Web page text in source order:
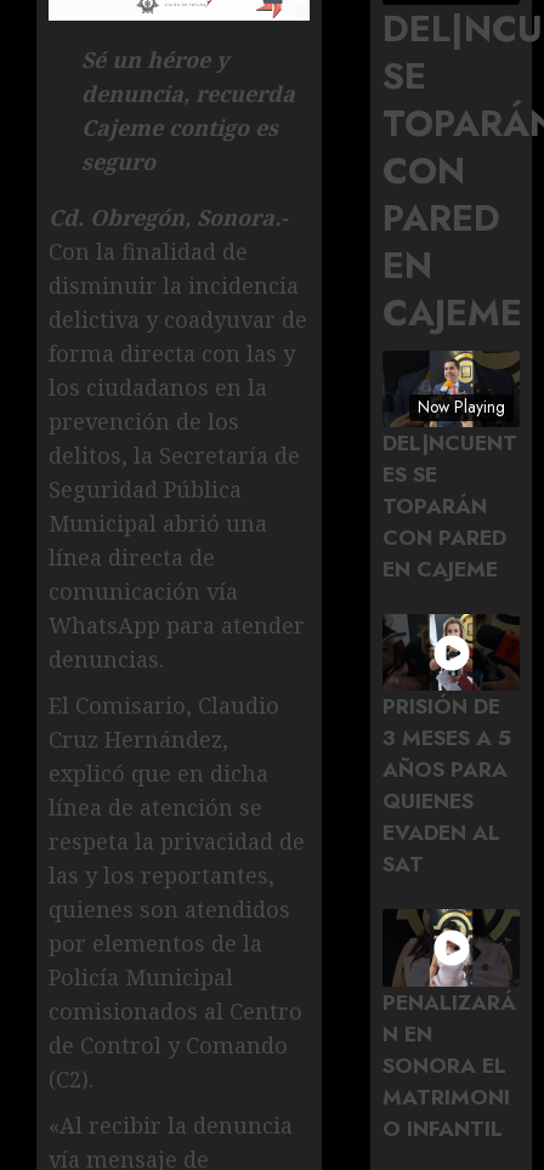
Sé un héroe y
denuncia, recuerda
Cajeme contigo es
seguro
Cd. Obregón, Sonora.-
Con la finalidad de
disminuir la incidencia
delictiva y coadyuvar de
forma directa con las y
los ciudadanos en la
prevención de los
delitos, la Secretaría de
Seguridad Pública
Municipal abrió una
línea directa de
comunicación vía
WhatsApp para atender
denuncias.
El Comisario, Claudio
Cruz Hernández,
explicó que en dicha
línea de atención se
respeta la privacidad de
las y los reportantes,
quienes son atendidos
por elementos de la
Policía Municipal
comisionados al Centro
de Control y Comando
(C2).
«Al recibir la denuncia
vía mensaje de
SE
CON
PARED
EN
CAJEME
Now Playing
DEL|NCUENT
ES SE
TOPARÁN
CON PARED
EN CAJEME
PRISIÓN DE
3 MESES A 5
AÑOS PARA
QUIENES
EVADEN AL
SAT
PENALIZARÁ
N EN
SONORA EL
MATRIMONI
O INFANTIL